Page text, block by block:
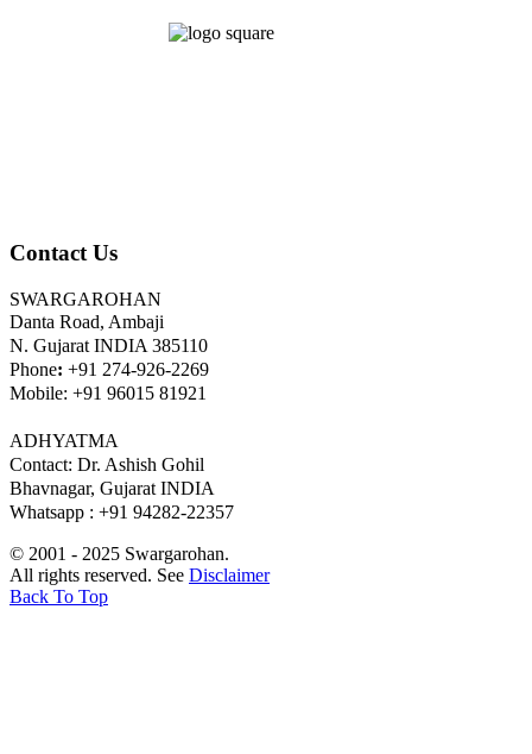
Contact Us
SWARGAROHAN
Danta Road, Ambaji
N. Gujarat INDIA 385110
Phone: +91 274-926-2269
Mobile: +91 96015 81921
ADHYATMA
Contact: Dr. Ashish Gohil
Bhavnagar, Gujarat INDIA
Whatsapp : +91 94282-22357
© 2001 - 2025 Swargarohan.
All rights reserved. See Disclaimer
Back To Top